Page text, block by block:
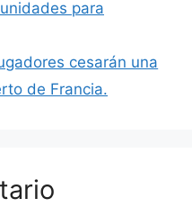
para
cesarán una
de Francia.